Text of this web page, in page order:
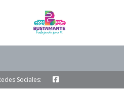
Sociales: